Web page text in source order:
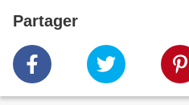
Partager